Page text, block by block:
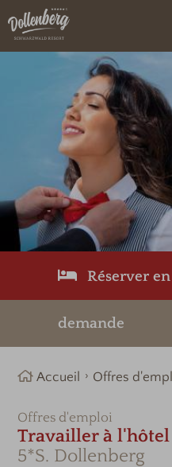
Réserver
demande
Accueil Offres
Offres d'emploi
Travailler à l'hôtel
5*S. Dollenberg